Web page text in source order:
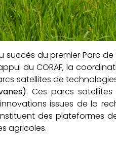
succès du premier Parc
du CORAF, la
satellites de
. Ces parcs
issues de la
des plateformes
agricoles.